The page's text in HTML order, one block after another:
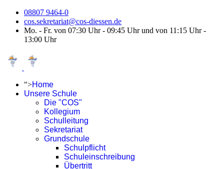
08807 9464-0
cos.sekretariat@cos-diessen.de
Mo. - Fr. von 07:30 Uhr - 09:45 Uhr und von 11:15 Uhr -
13:00 Uhr
">Home
Unsere Schule
Die "COS"
Kollegium
Schulleitung
Sekretariat
Grundschule
Schulpflicht
Schuleinschreibung
Übertritt